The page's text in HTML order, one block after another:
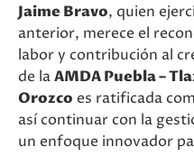
Jaime Bravo, quien
anterior, merece el
labor y contribución al
de laAMDA Puebla –
Orozco es ratificada
así continuar con la
un enfoque innovador